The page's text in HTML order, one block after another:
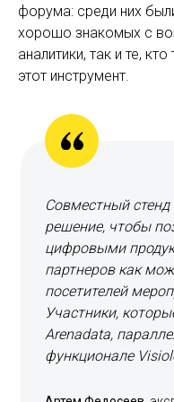
форума: среди них
хорошо знакомых с
аналитики, так и те,
этот инструмент.
Совместный
решение, чтобы
цифровыми
партнеров как
посетителей
Участники,
Arenadata,
функционале